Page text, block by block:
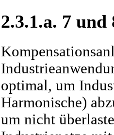
2.3.1.a. 7
optimal, um
Harmonische)
um nicht